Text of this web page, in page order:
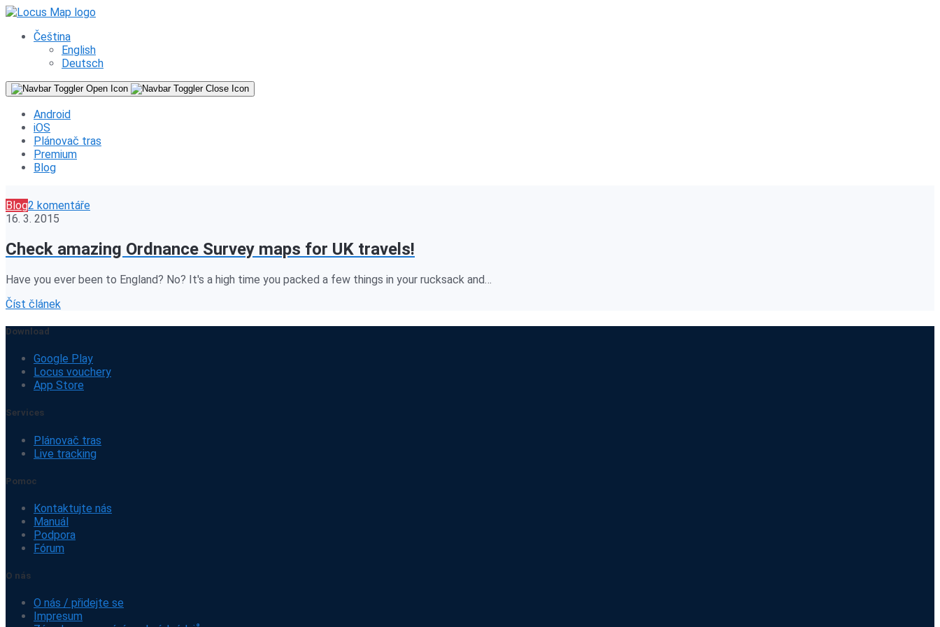
Čeština
English
Deutsch
Android
iOS
Plánovač tras
Premium
Blog
Blog2 komentáře
16. 3. 2015
Check amazing Ordnance Survey maps for UK travels!
Have you ever been to England? No? It's a high time you packed a few things in your rucksack and…
Číst článek
Download
Google Play
Locus vouchery
App Store
Services
Plánovač tras
Live tracking
Pomoc
Kontaktujte nás
Manuál
Podpora
Fórum
O nás
O nás / přidejte se
Impresum